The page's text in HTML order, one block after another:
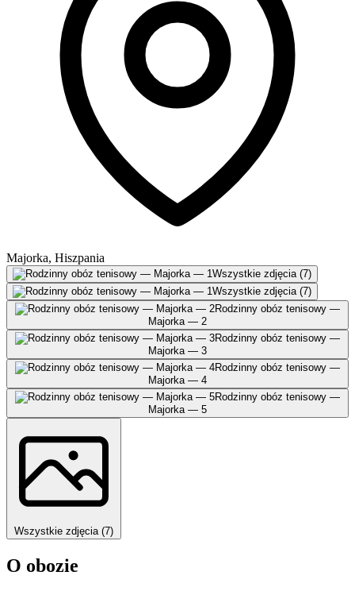
Majorka, Hiszpania
Wszystkie zdjęcia (7)
Wszystkie zdjęcia (7)
Rodzinny obóz tenisowy —
Majorka — 2
Rodzinny obóz tenisowy —
Majorka — 3
Rodzinny obóz tenisowy —
Majorka — 4
Rodzinny obóz tenisowy —
Majorka — 5
Wszystkie zdjęcia (7)
O obozie